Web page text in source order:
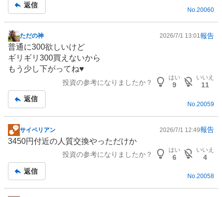
事
返信
No.20060
掲
示
板
記
ただの神 2026/7/1 13:01報告
普通に300欲しいけど
ギリギリ300買えないから
もう少し下がってね♥
投資の参考になりましたか？
はい
9
いいえ
11
返信
No. 20059
掲
示
事
サイベリアン 2026/7/1 12:49報告
3450円付近の人質交換やっただけか
投資の参考になりましたか？
はい
6
いいえ
4
返信
No.20058